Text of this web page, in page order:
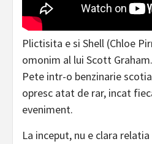
Plictisita e si Shell (Chloe
omonim al lui Scott
Pete intr-o benzinarie
opresc atat de rar, incat
eveniment.
La inceput, nu e clara